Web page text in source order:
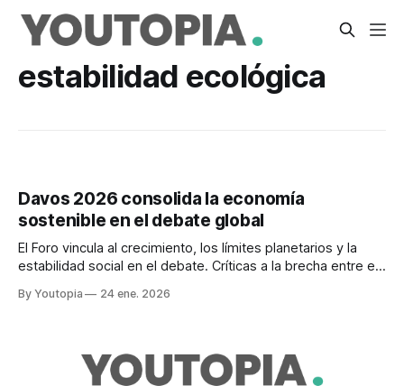
estabilidad ecológica
Davos 2026 consolida la economía
sostenible en el debate global
El Foro vincula al crecimiento, los límites planetarios y la
estabilidad social en el debate. Críticas a la brecha entre el
By Youtopia 24 ene. 2026